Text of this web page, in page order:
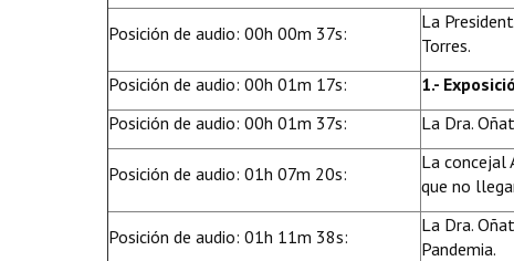
Posición de audio: 00h 00m 37s:
La
Torres.
Posición de audio: 00h 01m 17s:
1.-
Posición de audio: 00h 01m 37s:
La Dra.
Posición de audio: 01h 07m 20s:
La concejal
que no
Posición de audio: 01h 11m 38s:
La Dra.
Pandemia.